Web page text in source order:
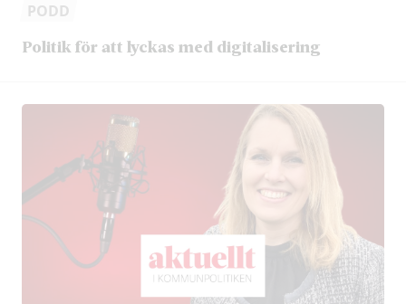
PODD
Politik för att lyckas med digitalisering